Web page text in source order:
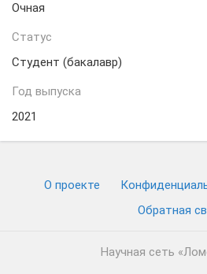
Очная
Статус
Студент (бакалавр)
Год выпуска
2021
О проекте
Обратная
Научная сеть